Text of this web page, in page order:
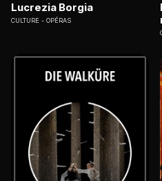
Lucrezia Borgia
CULTURE OPÉRAS